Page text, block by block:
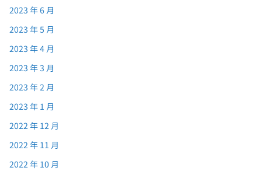
2023 年 6 月
2023 年 5 月
2023 年 4 月
2023 年 3 月
2023 年 2 月
2023 年 1 月
2022 年 12 月
2022 年 11 月
2022 年 10 月